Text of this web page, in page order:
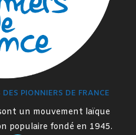
PIONNIERS DE FRANCE
un mouvement laïque
populaire fondé en 1945.